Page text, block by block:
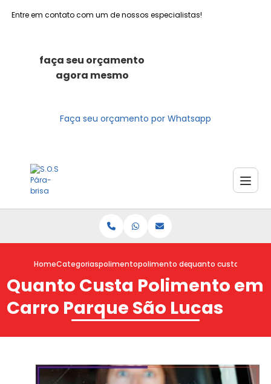
Entre em contato com um de nossos especialistas!
faça seu orçamento
agora mesmo
Faça seu orçamento por Whatsapp
HomeCategoriaspolimentopolimento de carroquanto custa
Quanto Custa Polimento em
Carro Parque São Lucas